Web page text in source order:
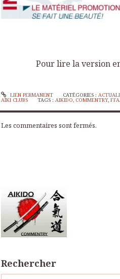
Rechercher
Pour lire la version
LIEN PERMANENT CATÉGORIES :
AÏKI CLUBS TAGS :AIKIDO, COMMENTRY,
Les commentaires sont fermés.